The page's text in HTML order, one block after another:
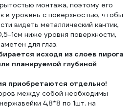
монтажа, поэтому его
в уровень с поверхностью, чтобы
видеть металлический кантик,
1см ниже уровня поверхности,
для глаз.
исходя из слоев пирога
планируемой глубиной
приобретаются отдельно!
между собой необходимы
4,8*8 по 1шт. на